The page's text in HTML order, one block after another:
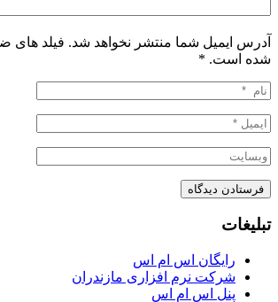
آدرس ایمیل شما منتشر نخواهد شد. فیلد
شده است. *
تبلیغات
رایگان اس ام اس
شرکت نرم افزاری مازندران
پنل اس ام اس